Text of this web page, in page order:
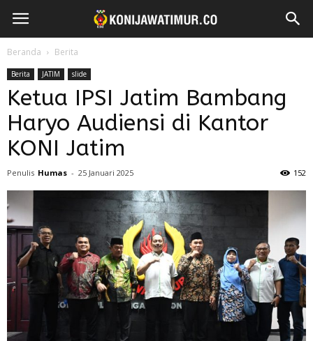
Beranda Berita
Berita JATIM slide
Ketua IPSI Jatim Bambang
Haryo Audiensi di Kantor
KONI Jatim
Penulis Humas - 25 Januari 2025 152